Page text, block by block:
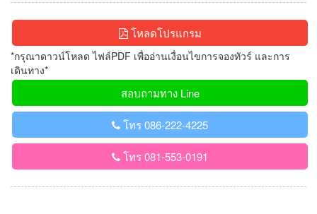
โหลดโปรแกรม
*กรุณาดาวน์โหลด ไฟล์PDF เพื่ออ่านเงื่อนไขการจองทัวร์ และการ
เดินทาง*
สอบถามทาง Line
โทร 086-222-4225
โทร 081-553-0191